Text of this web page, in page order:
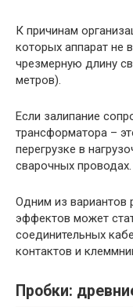
К причинам
которых аппарат не
чрезмерную длину
метров).
Если залипание
трансформатора –
перегрузке в
сварочных проводах.
Одним из вариантов
эффектов может
соединительных
контактов и
Пробки: